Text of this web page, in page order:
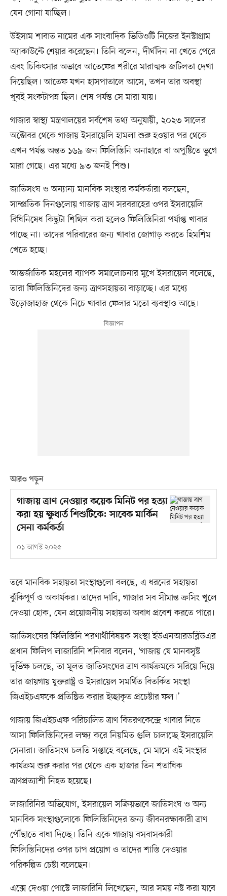
যেন গোনা যাচ্ছিল।
উইসাম শাবাত নামের এক সাংবাদিক ভিডিওটি নিজের ইনস্টাগ্রাম
অ্যাকাউন্টে শেয়ার করেছেন। তিনি বলেন, দীর্ঘদিন না খেতে পেরে
এবং চিকিৎসার অভাবে আতেফের শরীরে মারাত্মক জটিলতা দেখা
দিয়েছিল। আতেফ যখন হাসপাতালে আসে, তখন তার অবস্থা
খুবই সংকটাপন্ন ছিল। শেষ পর্যন্ত সে মারা যায়।
গাজার স্বাস্থ্য মন্ত্রণালয়ের সর্বশেষ তথ্য অনুযায়ী, ২০২৩ সালের
অক্টোবর থেকে গাজায় ইসরায়েলি হামলা শুরু হওয়ার পর থেকে
এখন পর্যন্ত অন্তত ১৬৯ জন ফিলিস্তিনি অনাহারে বা অপুষ্টিতে ভুগে
মারা গেছে। এর মধ্যে ৯৩ জনই শিশু।
জাতিসংঘ ও অন্যান্য মানবিক সংস্থার কর্মকর্তারা বলছেন,
সাম্প্রতিক দিনগুলোয় গাজায় ত্রাণ সরবরাহের ওপর ইসরায়েলি
বিধিনিষেধ কিছুটা শিথিল করা হলেও ফিলিস্তিনিরা পর্যাপ্ত খাবার
পাচ্ছে না। তাদের পরিবারের জন্য খাবার জোগাড় করতে হিমশিম
খেতে হচ্ছে।
আন্তর্জাতিক মহলের ব্যাপক সমালোচনার মুখে ইসরায়েল বলেছে,
তারা ফিলিস্তিনিদের জন্য ত্রাণসহায়তা বাড়াচ্ছে। এর মধ্যে
উড়োজাহাজ থেকে নিচে খাবার ফেলার মতো ব্যবস্থাও আছে।
আরও পড়ুন
গাজায় ত্রাণ নেওয়ার কয়েক মিনিট পর হত্যা
করা হয় ক্ষুধার্ত শিশুটিকে: সাবেক মার্কিন
সেনা কর্মকর্তা
০১ আগস্ট ২০২৫
তবে মানবিক সহায়তা সংস্থাগুলো বলছে, এ ধরনের সহায়তা
ঝুঁকিপূর্ণ ও অকার্যকর। তাদের দাবি, গাজার সব সীমান্ত ক্রসিং খুলে
দেওয়া হোক, যেন প্রয়োজনীয় সহায়তা অবাধ প্রবেশ করতে পারে।
জাতিসংঘের ফিলিস্তিনি শরণার্থীবিষয়ক সংস্থা ইউএনআরডব্লিউএর
প্রধান ফিলিপ লাজারিনি শনিবার বলেন, ‘গাজায় যে মানবসৃষ্ট
দুর্ভিক্ষ চলছে, তা মূলত জাতিসংঘের ত্রাণ কার্যক্রমকে সরিয়ে দিয়ে
তার জায়গায় যুক্তরাষ্ট্র ও ইসরায়েল সমর্থিত বিতর্কিত সংস্থা
জিএইচএফকে প্রতিষ্ঠিত করার ইচ্ছাকৃত প্রচেষ্টার ফল।’
গাজায় জিএইচএফ পরিচালিত ত্রাণ বিতরণকেন্দ্রে খাবার নিতে
আসা ফিলিস্তিনিদের লক্ষ্য করে নিয়মিত গুলি চালাচ্ছে ইসরায়েলি
সেনারা। জাতিসংঘ চলতি সপ্তাহে বলেছে, মে মাসে এই সংস্থার
কার্যক্রম শুরু করার পর থেকে এক হাজার তিন শতাধিক
ত্রাণপ্রত্যাশী নিহত হয়েছে।
লাজারিনির অভিযোগ, ইসরায়েল সক্রিয়ভাবে জাতিসংঘ ও অন্য
মানবিক সংস্থাগুলোকে ফিলিস্তিনিদের জন্য জীবনরক্ষাকারী ত্রাণ
পৌঁছাতে বাধা দিচ্ছে। তিনি একে গাজায় বসবাসকারী
ফিলিস্তিনিদের ওপর চাপ প্রয়োগ ও তাদের শাস্তি দেওয়ার
পরিকল্পিত চেষ্টা বলেছেন।
এক্সে দেওয়া পোস্টে লাজারিনি লিখেছেন, আর সময় নষ্ট করা যাবে